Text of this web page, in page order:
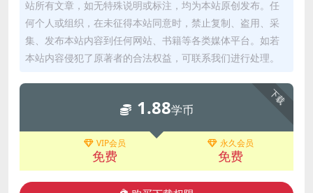
站所有文章，如无特殊说明或标注，均为本站原创发布。任
何个人或组织，在未征得本站同意时，禁止复制、盗用、采
集、发布本站内容到任何网站、书籍等各类媒体平台。如若
本站内容侵犯了原著者的合法权益，可联系我们进行处理。
下载
1.88学币
VIP会员
免费
永久会员
免费